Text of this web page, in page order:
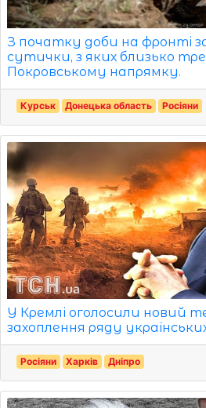
З початку доби на фронті
сутички, з яких близько
Покровському напрямку.
Курськ Донецька область Росіяни
У Кремлі оголосили новий
захоплення ряду
Росіяни Харків Дніпро